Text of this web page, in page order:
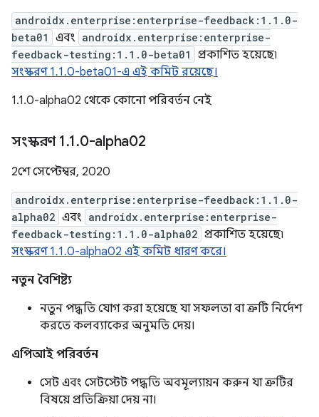
androidx.enterprise:enterprise-feedback:1.1.0-
beta01
এবং androidx.enterprise:enterprise-
feedback-testing:1.1.0-beta01
প্রকাশিত হয়েছে৷
সংস্করণ 1.1.0-beta01-এ এই কমিট রয়েছে।
1.1.0-alpha02 থেকে কোনো পরিবর্তন নেই
সংস্করণ 1.1.0-alpha02
2শে সেপ্টেম্বর, 2020
androidx.enterprise:enterprise-feedback:1.1.0-
alpha02 এবং androidx.enterprise:enterprise-
feedback-testing:1.1.0-alpha02 প্রকাশিত হয়েছে৷
সংস্করণ 1.1.0-alpha02 এই কমিট ধারণ করে।
নতুন বৈশিষ্ট্য
নতুন পদ্ধতি যোগ করা হয়েছে যা সফলতা বা ত্রুটি নির্দেশ
করতে কলব্যাকের অনুমতি দেয়।
এপিআই পরিবর্তন
সেট এবং সেটস্টেট পদ্ধতি অবমূল্যায়ন করুন যা ত্রুটির
বিষয়ে প্রতিক্রিয়া দেয় না।